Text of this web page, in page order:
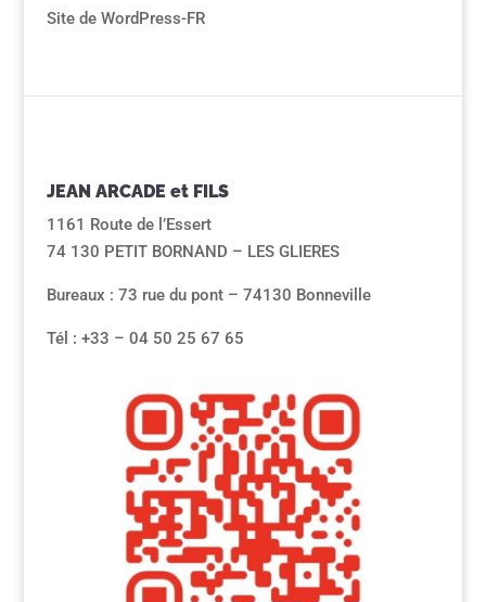
Site de WordPress-FR
JEAN ARCADE et FILS
1161 Route de l’Essert
74 130 PETIT BORNAND – LES GLIERES
Bureaux : 73 rue du pont – 74130 Bonneville
Tél : +33 – 04 50 25 67 65